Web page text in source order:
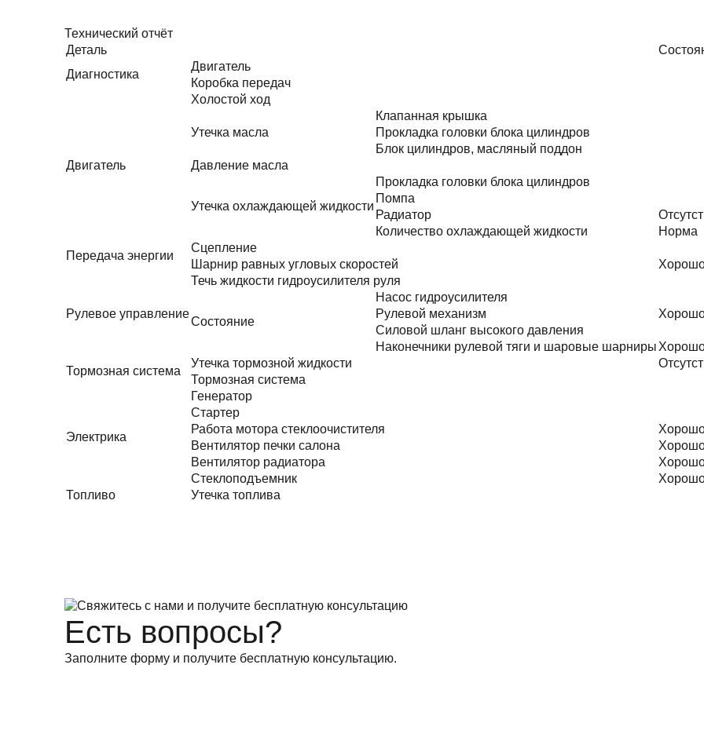
Технический отчёт
Деталь
Диагностика
Двигатель
Коробка передач
Двигатель
Холостой ход
Утечка масла
Клапанная крышка
Прокладка головки блока цилиндров
Блок цилиндров, масляный поддон
Давление масла
Утечка охлаждающей жидкости
Прокладка головки блока цилиндров
Помпа
Радиатор
Количество охлаждающей жидкости
Норма
Передача энергии
Сцепление
Шарнир равных угловых скоростей
Рулевое управление
Течь жидкости гидроусилителя руля
Состояние
Насос гидроусилителя
Рулевой механизм
Силовой шланг высокого давления
Наконечники рулевой тяги и шаровые шарниры
Тормозная система
Утечка тормозной жидкости
Тормозная система
Электрика
Генератор
Стартер
Работа мотора стеклоочистителя
Вентилятор печки салона
Вентилятор радиатора
Стеклоподъемник
Топливо
Утечка топлива
Есть вопросы?
Заполните форму и получите бесплатную консультацию.